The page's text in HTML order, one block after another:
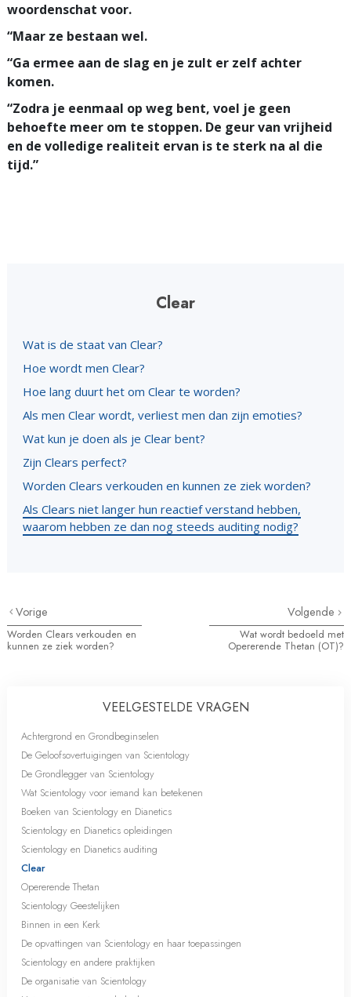
woordenschat voor.
“Maar ze bestaan wel.
“Ga ermee aan de slag en je zult er zelf achter
komen.
“Zodra je eenmaal op weg bent, voel je geen
behoefte meer om te stoppen. De geur van vrijheid
en de volledige realiteit ervan is te sterk na al die
tijd.”
Clear
Wat is de staat van Clear?
Hoe wordt men Clear?
Hoe lang duurt het om Clear te worden?
Als men Clear wordt, verliest men dan zijn emoties?
Wat kun je doen als je Clear bent?
Zijn Clears perfect?
Worden Clears verkouden en kunnen ze ziek worden?
Als Clears niet langer hun reactief verstand hebben,
waarom hebben ze dan nog steeds auditing nodig?
Vorige
Worden Clears verkouden en
kunnen ze ziek worden?
Volgende
Wat wordt bedoeld met
Opererende Thetan (OT)?
VEELGESTELDE VRAGEN
Achtergrond en Grondbeginselen
De Geloofsovertuigingen van Scientology
De Grondlegger van Scientology
Wat Scientology voor iemand kan betekenen
Boeken van Scientology en Dianetics
Scientology en Dianetics opleidingen
Scientology en Dianetics auditing
Clear
Opererende Thetan
Scientology Geestelijken
Binnen in een Kerk
De opvattingen van Scientology en haar toepassingen
Scientology en andere praktijken
De organisatie van Scientology